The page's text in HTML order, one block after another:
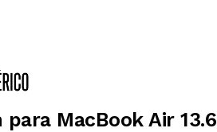
para MacBook Air 13.6